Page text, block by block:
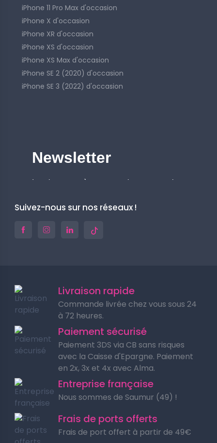
iPhone 11 Pro Max d'occasion
iPhone X d'occasion
iPhone XR d'occasion
iPhone XS d'occasion
iPhone XS Max d'occasion
iPhone SE 2 (2020) d'occasion
iPhone SE 3 (2022) d'occasion
Suivez-nous sur nos réseaux !
Livraison rapide
Commande livrée chez vous sous 24
à 72 heures.
Paiement sécurisé
Paiement 3DS via CB sans risques
avec la Caisse d'Epargne. Paiement
en 2x, 3x et 4x avec Alma.
Entreprise française
Nous sommes de Saumur (49) !
Frais de ports offerts
Frais de port offert à partir de 49€